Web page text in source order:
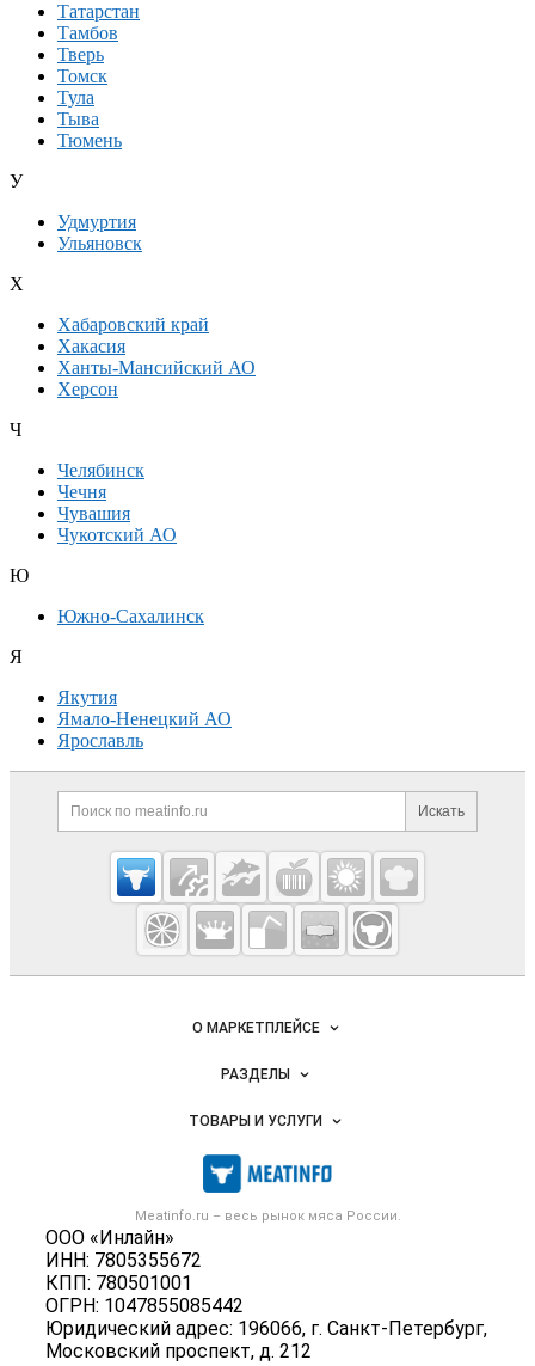
Татарстан
Тамбов
Тверь
Томск
Тула
Тыва
Тюмень
У
Удмуртия
Ульяновск
Х
Хабаровский край
Хакасия
Ханты-Мансийский АО
Херсон
Ч
Челябинск
Чечня
Чувашия
Чукотский АО
Ю
Южно-Сахалинск
Я
Якутия
Ямало-Ненецкий АО
Ярославль
Дополнительная информация
Поиск по сайту и
Искать
Cсылки на полезные проекты
Meatinfo.ru —
мясо и
мясопродукты
Важные разделы и контакты
Meatinfo.ru – весь рынок мяса России.
ООО «Инлайн»
ИНН: 7805355672
КПП: 780501001
ОГРН: 1047855085442
Юридический адрес: 196066, г. Санкт-Петербург,
Московский проспект, д. 212
Навигация по сайтуО МАРКЕТПЛЕЙСЕ
Новости Meatinfo.ru
Размещение рекламы
Публичная оферта
Контактная информация
Политика обработки персональных данных
РАЗДЕЛЫ
Объявления
Новости рынка
Мониторинг
Вакансии
ТОВАРЫ И УСЛУГИ
Мясо, мясопродукты
Скот в живом весе
Колбасы, сосиски, деликатесы
Мясные полуфабрикаты
Мясные снеки
Яйца